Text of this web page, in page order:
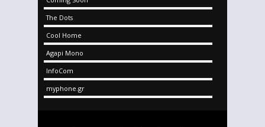
The Dots
Cool Home
Agapi Mono
InfoCom
myphone.gr